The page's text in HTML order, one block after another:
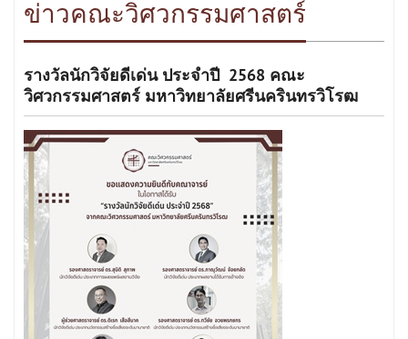
ข่าวคณะวิศวกรรมศาสตร์
รางวัลนักวิจัยดีเด่น ประจำปี 2568 คณะ
วิศวกรรมศาสตร์ มหาวิทยาลัยศรีนครินทรวิโรฒ